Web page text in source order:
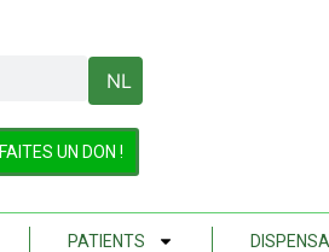
NL
FAITES UN DON !
PATIENTS